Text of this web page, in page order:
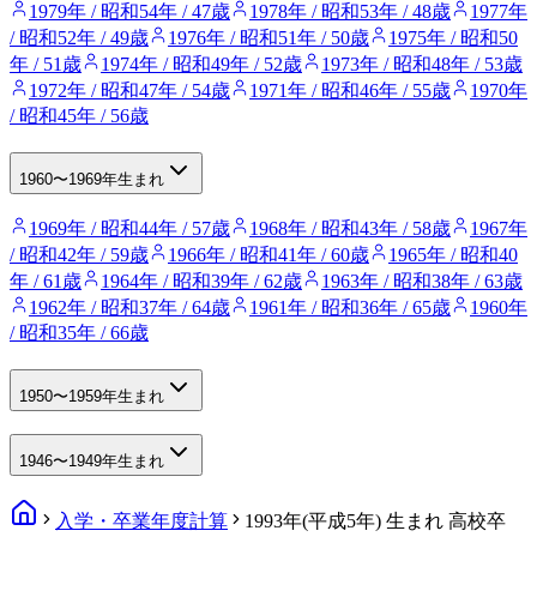
1979年 / 昭和54年 / 47歳 1978年 / 昭和53年 / 48歳
1977年
/ 昭和52年 / 49歳
1976年 / 昭和51年 / 50歳
1975年 / 昭和50
年 / 51歳
1974年 / 昭和49年 / 52歳
1973年 / 昭和48年 / 53歳
1972年 / 昭和47年 / 54歳
1971年 / 昭和46年 / 55歳
1970年
/ 昭和45年 / 56歳
1960〜1969年生まれ
1969年 / 昭和44年 / 57歳 1968年 / 昭和43年 / 58歳
1967年
/ 昭和42年 / 59歳
1966年 / 昭和41年 / 60歳
1965年 / 昭和40
年 / 61歳
1964年 / 昭和39年 / 62歳
1963年 / 昭和38年 / 63歳
1962年 / 昭和37年 / 64歳
1961年 / 昭和36年 / 65歳
1960年
/ 昭和35年 / 66歳
1950〜1959年生まれ
1946〜1949年生まれ
入学・卒業年度計算 1993年(平成5年) 生まれ 高校卒